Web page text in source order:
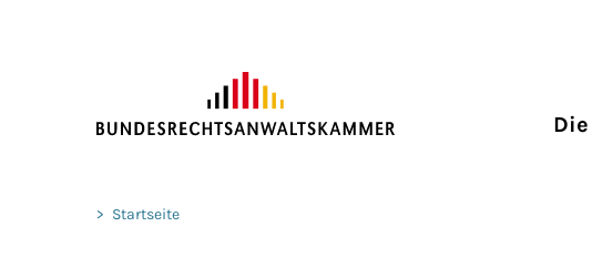
Die
Sie befinden sich hier:
> Startseite